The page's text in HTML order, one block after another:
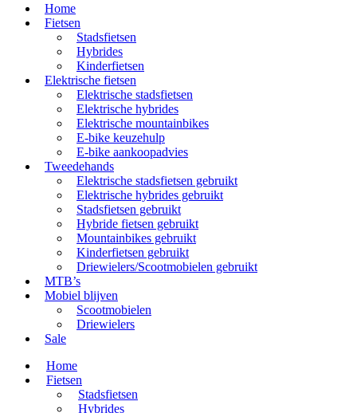
Home
Fietsen
Stadsfietsen
Hybrides
Kinderfietsen
Elektrische fietsen
Elektrische stadsfietsen
Elektrische hybrides
Elektrische mountainbikes
E-bike keuzehulp
E-bike aankoopadvies
Tweedehands
Elektrische stadsfietsen gebruikt
Elektrische hybrides gebruikt
Stadsfietsen gebruikt
Hybride fietsen gebruikt
Mountainbikes gebruikt
Kinderfietsen gebruikt
Driewielers/Scootmobielen gebruikt
MTB’s
Mobiel blijven
Scootmobielen
Driewielers
Sale
Home
Fietsen
Stadsfietsen
Hybrides